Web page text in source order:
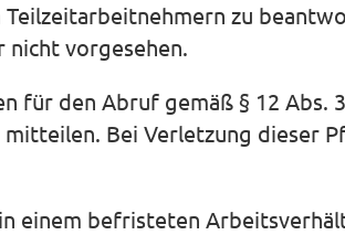
zu
nicht vorgesehen.
für den Abruf gemäß § 12 Abs.
Bei Verletzung dieser
einem befristeten